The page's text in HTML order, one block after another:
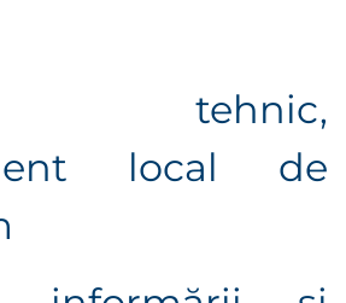
tehnic,
local de